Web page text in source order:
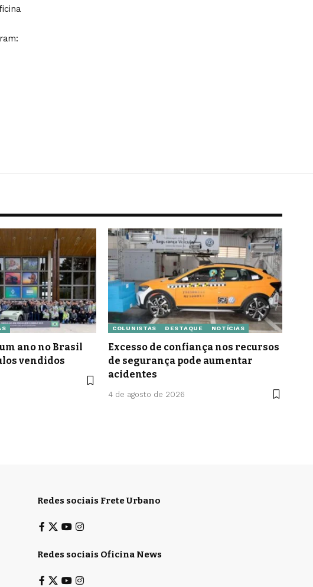
ano no Brasil
vendidos
COLUNISTAS DESTAQUE NOTÍCIAS
Excesso de confiança nos recursos
de segurança pode aumentar
acidentes
4 de agosto de 2026
Redes sociais Frete Urbano
Redes sociais Oficina News